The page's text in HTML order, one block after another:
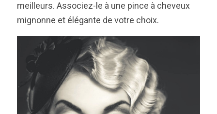
meilleurs. Associez-le à une pince à cheveux
mignonne et élégante de votre choix.